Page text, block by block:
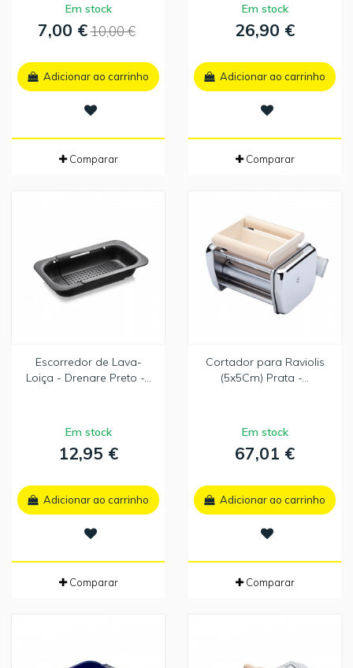
Em stock
7,00 €10,00 €
Adicionar ao carrinho
Comparar
Em stock
26,90 €
Adicionar ao carrinho
Comparar
Escorredor de Lava-
Loiça - Drenare Preto -...
Em stock
12,95 €
Adicionar ao carrinho
Comparar
Cortador para Raviolis
(5x5Cm) Prata -...
Em stock
67,01 €
Adicionar ao carrinho
Comparar